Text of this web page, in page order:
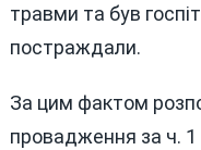
травми та був
постраждали.
За цим фактом
провадження за ч. 1